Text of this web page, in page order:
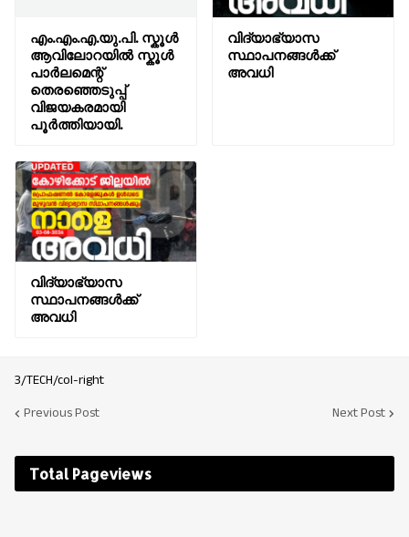
എം.എം.എ.യു.പി. സ്കൂൾ
ആവിലോറയിൽ സ്കൂൾ
പാർലമെന്റ്
തെരഞ്ഞെടുപ്പ്
വിജയകരമായി
പൂർത്തിയായി.
വിദ്യാഭ്യാസ
സ്ഥാപനങ്ങൾക്ക്
അവധി
വിദ്യാഭ്യാസ
സ്ഥാപനങ്ങൾക്ക്
അവധി
3/TECH/col-right
Previous Post
Next Post
Total Pageviews